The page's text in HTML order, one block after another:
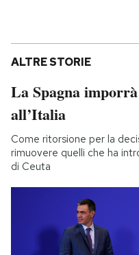
ALTRE STORIE
La Spagna
all’Italia
Come ritorsione per la
rimuovere quelli che ha
di Ceuta